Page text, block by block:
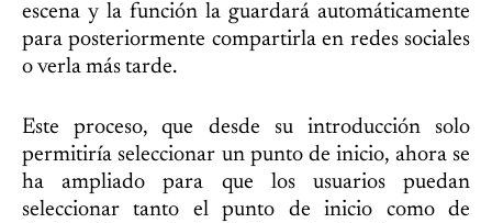
escena y la función la guardará automáticamente
para posteriormente compartirla en redes sociales
o verla más tarde.
Este proceso, que desde su introducción solo
permitiría seleccionar un punto de inicio, ahora se
ha ampliado para que los usuarios puedan
seleccionar tanto el punto de inicio como de